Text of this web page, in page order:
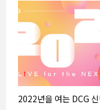
2022년을 여는 DCG